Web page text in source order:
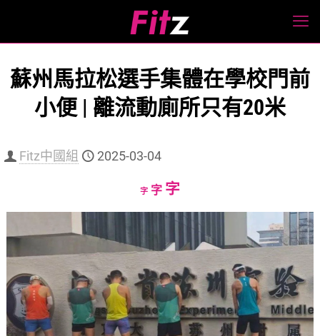
蘇州馬拉松選手集體在學校門前
小便 | 離流動廁所只有20米
Fitz中國組 2025-03-04
字Decrease
字Reset
size.
字Increase
size.